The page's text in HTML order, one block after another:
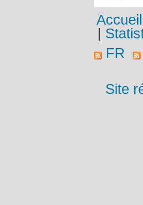
Accueil
|
FR
Site